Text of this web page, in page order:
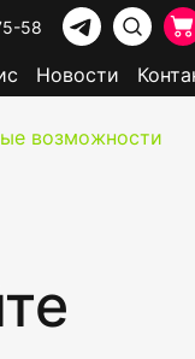
58
Новости
возможности